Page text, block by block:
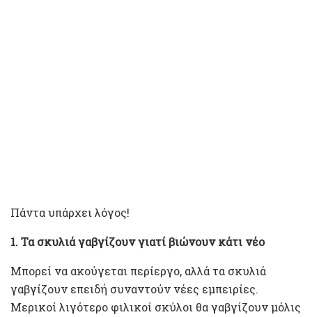
Πάντα υπάρχει λόγος!
1. Τα σκυλιά γαβγίζουν γιατί βιώνουν κάτι νέο
Μπορεί να ακούγεται περίεργο, αλλά τα σκυλιά
γαβγίζουν επειδή συναντούν νέες εμπειρίες.
Μερικοί λιγότερο φιλικοί σκύλοι θα γαβγίζουν μόλις